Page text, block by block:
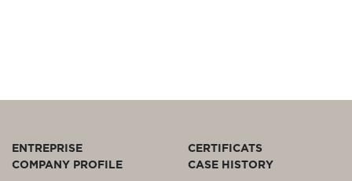
ENTREPRISE
COMPANY PROFILE
CERTIFICATS
CASE HISTORY